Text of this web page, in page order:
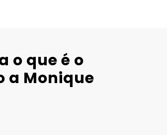
o que é o
a Monique